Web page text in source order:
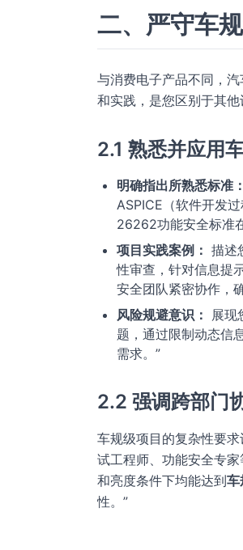
二、严守车
与消费电子产品不同，
和实践，是您区别于其他
2.1 熟悉并应用
明确指出所熟悉标准：
ASPICE（软件开发
26262功能安全标准
项目实践案例： 描述
性审查，针对信息提
安全团队紧密协作，
风险规避意识：
展现
题，通过限制动态信
需求。”
2.2 强调跨部门
车规级项目的复杂性要
试工程师、功能安全专
和亮度条件下均能达到车
性。”